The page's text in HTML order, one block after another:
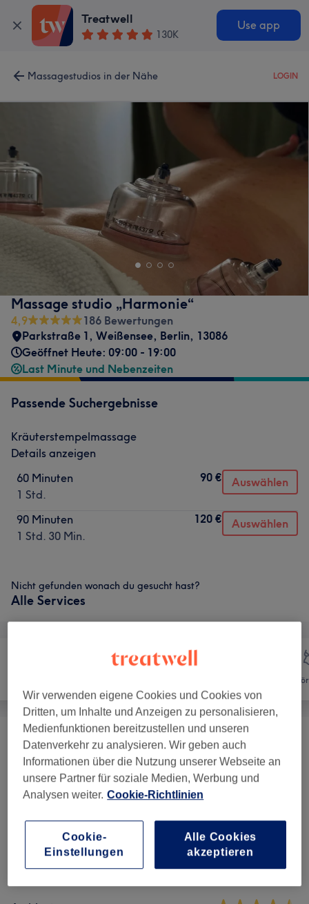
Treatwell
130K
Use app
Massagestudios in der Nähe LOGIN
Massage studio „Harmonie“
4,9
186 Bewertungen
Parkstraße 1, Weißensee, Berlin, 13086
Geöffnet Heute: 09:00 - 19:00
Last Minute und Nebenzeiten
Passende Suchergebnisse
Kräuterstempelmassage
Details anzeigen
60 Minuten
1 Std.
90 € Auswählen
90 Minuten
1 Std. 30 Min.
120 € Auswählen
Nicht gefunden wonach du gesucht hast?
Alle Services
Massagen (11) ab 40 €
Salonbewertungen
4,9 186 Bewertungen
Wir verwenden eigene Cookies und Cookies von
Dritten, um Inhalte und Anzeigen zu personalisieren,
Medienfunktionen bereitzustellen und unseren
Datenverkehr zu analysieren. Wir geben auch
Informationen über die Nutzung unserer Webseite an
unsere Partner für soziale Medien, Werbung und
Analysen weiter. Cookie-Richtlinien
Cookie-
Einstellungen
Alle Cookies
akzeptieren